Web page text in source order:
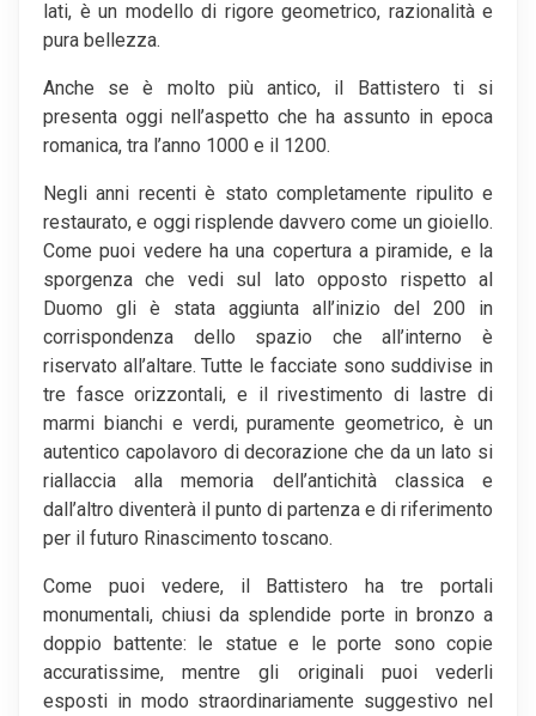
lati, è un modello di rigore geometrico, razionalità e
pura bellezza.
Anche se è molto più antico, il Battistero ti si
presenta oggi nell’aspetto che ha assunto in epoca
romanica, tra l’anno 1000 e il 1200.
Negli anni recenti è stato completamente ripulito e
restaurato, e oggi risplende davvero come un gioiello.
Come puoi vedere ha una copertura a piramide, e la
sporgenza che vedi sul lato opposto rispetto al
Duomo gli è stata aggiunta all’inizio del 200 in
corrispondenza dello spazio che all’interno è
riservato all’altare. Tutte le facciate sono suddivise in
tre fasce orizzontali, e il rivestimento di lastre di
marmi bianchi e verdi, puramente geometrico, è un
autentico capolavoro di decorazione che da un lato si
riallaccia alla memoria dell’antichità classica e
dall’altro diventerà il punto di partenza e di riferimento
per il futuro Rinascimento toscano.
Come puoi vedere, il Battistero ha tre portali
monumentali, chiusi da splendide porte in bronzo a
doppio battente: le statue e le porte sono copie
accuratissime, mentre gli originali puoi vederli
esposti in modo straordinariamente suggestivo nel